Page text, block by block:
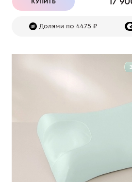
КУПИТЬ
Долями по 4475 ₽